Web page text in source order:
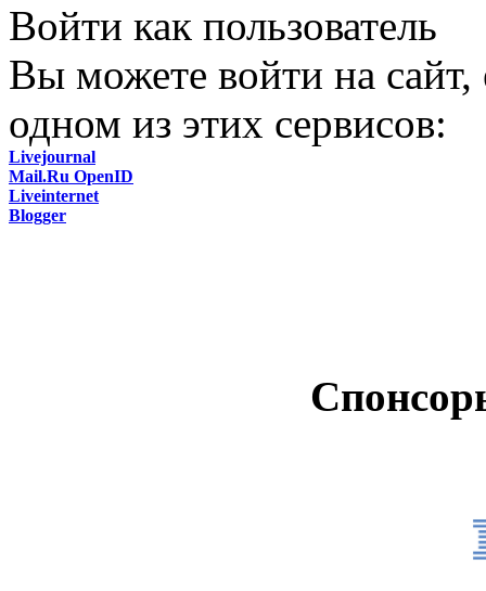
Войти как пользователь
Вы можете войти на сайт,
одном из этих сервисов:
Livejournal
Mail.Ru OpenID
Liveinternet
Blogger